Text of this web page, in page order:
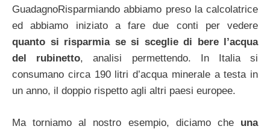
GuadagnoRisparmiando abbiamo preso la calcolatrice
ed abbiamo iniziato a fare due conti per vedere
quanto si risparmia se si sceglie di bere l’acqua
del rubinetto, analisi permettendo. In Italia si
consumano circa 190 litri d’acqua minerale a testa in
un anno, il doppio rispetto agli altri paesi europee.
Ma torniamo al nostro esempio, diciamo che una